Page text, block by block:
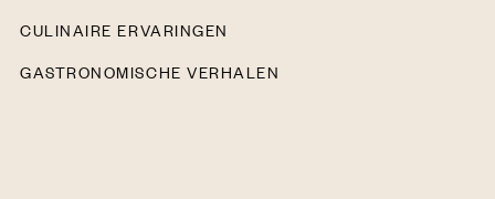
CULINAIRE ERVARINGEN
GASTRONOMISCHE VERHALEN